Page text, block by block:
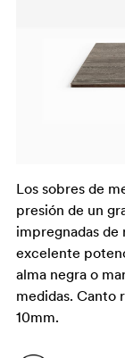
Los sobres de
presión de un
impregnadas
excelente
alma negra o
medidas. Canto
10mm.